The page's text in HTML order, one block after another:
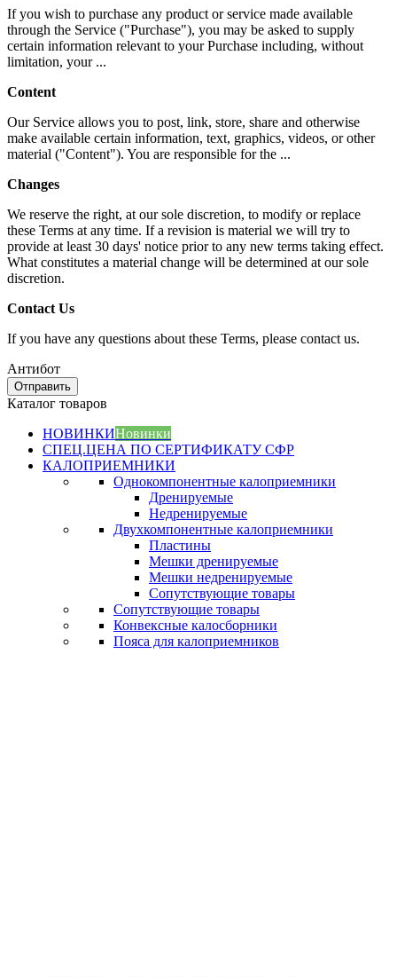
If you wish to purchase any product or service made available
through the Service ("Purchase"), you may be asked to supply
certain information relevant to your Purchase including, without
limitation, your ...
Content
Our Service allows you to post, link, store, share and otherwise
make available certain information, text, graphics, videos, or other
material ("Content"). You are responsible for the ...
Changes
We reserve the right, at our sole discretion, to modify or replace
these Terms at any time. If a revision is material we will try to
provide at least 30 days' notice prior to any new terms taking effect.
What constitutes a material change will be determined at our sole
discretion.
Contact Us
If you have any questions about these Terms, please contact us.
Антибот
Отправить
Каталог товаров
НОВИНКИНовинки
СПЕЦ.ЦЕНА ПО СЕРТИФИКАТУ СФР
КАЛОПРИЕМНИКИ
Однокомпонентные калоприемники
Дренируемые
Недренируемые
Двухкомпонентные калоприемники
Пластины
Мешки дренируемые
Мешки недренируемые
Сопутствующие товары
Сопутствующие товары
Конвексные калосборники
Пояса для калоприемников